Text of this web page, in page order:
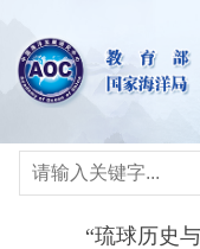
“琉球历史